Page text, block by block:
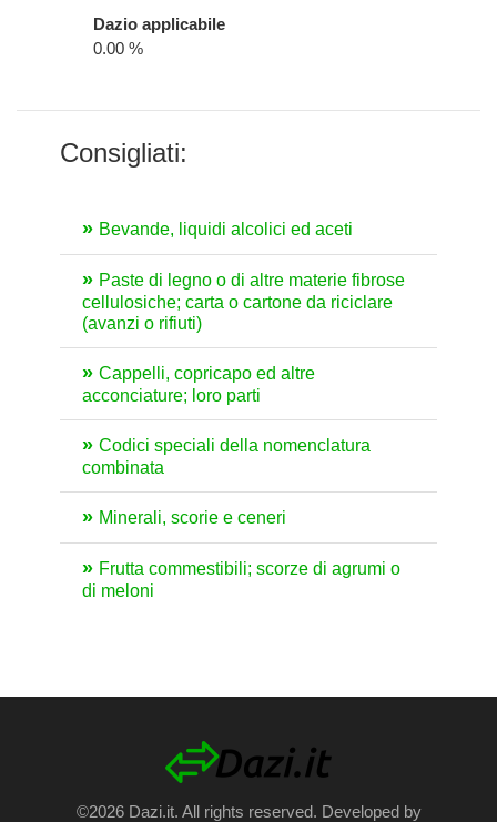
Dazio applicabile
0.00 %
Consigliati:
Bevande, liquidi alcolici ed aceti
Paste di legno o di altre materie fibrose
cellulosiche; carta o cartone da riciclare
(avanzi o rifiuti)
Cappelli, copricapo ed altre
acconciature; loro parti
Codici speciali della nomenclatura
combinata
Minerali, scorie e ceneri
Frutta commestibili; scorze di agrumi o
di meloni
©2026 Dazi.it. All rights reserved. Developed by